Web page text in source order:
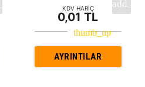
KDV HARİÇ
0,01 TL
AYRINTILAR